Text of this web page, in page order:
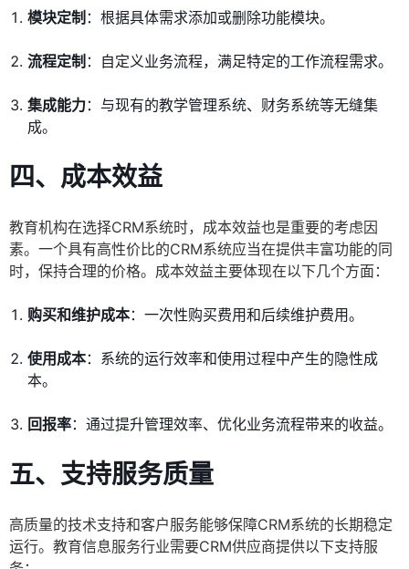
模块定制 ：根据具体需求添加或删除功能模块。
流程定制 ：自定义业务流程，满足特定的工作流程需求。
集成能力：与现有的教学管理系统、财务系统等无缝集
成。
四、成本效益
教育机构在选择CRM系统时，成本效益也是重要的考虑因
素。一个具有高性价比的CRM系统应当在提供丰富功能的同
时，保持合理的价格。成本效益主要体现在以下几个方面：
购买和维护成本：一次性购买费用和后续维护费用。
使用成本：系统的运行效率和使用过程中产生的隐性成
本。
回报率：通过提升管理效率、优化业务流程带来的收益。
五、支持服务质量
高质量的技术支持和客户服务能够保障CRM系统的长期稳定
运行。教育信息服务行业需要CRM供应商提供以下支持服